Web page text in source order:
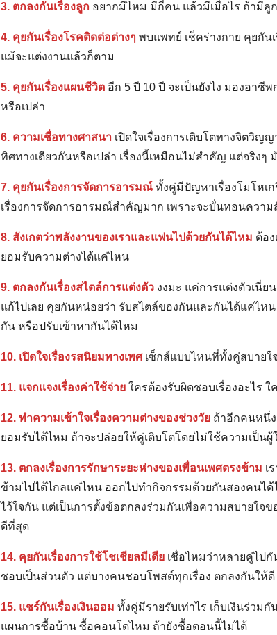
Search
for:
3. ตกลงกันเรื่องลูก อยากมีไหม มีกี่คน แล้วมีเมื่อไร ถ้ามีลู
4. คุยกันเรื่องโรคติดต่อต่างๆ พบแพทย์ เช็คร่างกาย คุยกัน
แม้จะแต่งงานแล้วก็ตาม
5. คุยกันเรื่องแผนชีวิต อีก 5 ปี 10 ปี จะเป็นยังไง มองอาชี
หรือเปล่า
6. ความเชื่อทางศาสนา เปิดใจเรื่องการเติบโตทางจิตวิ
ทิศทางเดียวกันหรือเปล่า เรื่องนี้เหมือนไม่สำคัญ แต่จริงๆ
7. คุยกันเรื่องการจัดการอารมณ์ ทั้งคู่มีปัญหาเรื่องโมโหเ
เรื่องการจัดการอารมณ์สำคัญมาก เพราะจะบั่นทอนควา
8. สังเกตว่าพลังงานของเราและแฟนไปด้วยกันได้ไหม ต้อ
ยอมรับความต่างได้แค่ไหน
9. ตกลงกันเรื่องสไตล์การแต่งตัว งงมะ แค่การแต่งตัวเนี่ย
แก้ไปเลย คุยกันหน่อยว่า รับสไตล์ของกันและกันได้แค่ไห
กัน หรือปรับเข้าหากันได้ไหม
10. เปิดใจเรื่องรสนิยมทางเพศเซ็กส์แบบไหนที่ทั้งคู่สบายใ
11. แจกแจงเรื่องค่าใช้จ่าย ใครต้องรับผิดชอบเรื่องอะไร
12. ทำความเข้าใจเรื่องความต่างของช่วงวัย ถ้าอีกคนหนึ่
ยอมรับได้ไหม ถ้าจะปล่อยให้คู่เติบโตโดยไม่ใช้ความเป็น
13. ตกลงเรื่องการรักษาระยะห่างของเพื่อนเพศตรงข้าม เ
ข้ามไปได้ไกลแค่ไหน ออกไปทำกิจกรรมด้วยกันสองคนไ
ไว้ใจกัน แต่เป็นการตั้งข้อตกลงร่วมกันเพื่อความสบายใจข
ดีที่สุด
14. คุยกันเรื่องการใช้โชเชียลมีเดีย เชื่อไหมว่าหลายคู่ไปกั
ชอบเป็นส่วนตัว แต่บางคนชอบโพสต์ทุกเรื่อง ตกลงกันให้
15. แชร์กันเรื่องเงินออม ทั้งคู่มีรายรับเท่าไร เก็บเงินร่วม
แผนการซื้อบ้าน ซื้อคอนโดไหม ถ้ายังซื้อตอนนี้ไม่ได้